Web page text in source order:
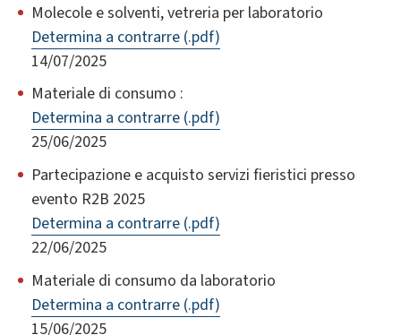
Molecole e solventi, vetreria per laboratorio
Determina a contrarre (.pdf)
14/07/2025
Materiale di consumo :
Determina a contrarre (.pdf)
25/06/2025
Partecipazione e acquisto servizi fieristici presso
evento R2B 2025
Determina a contrarre (.pdf)
22/06/2025
Materiale di consumo da laboratorio
Determina a contrarre (.pdf)
15/06/2025